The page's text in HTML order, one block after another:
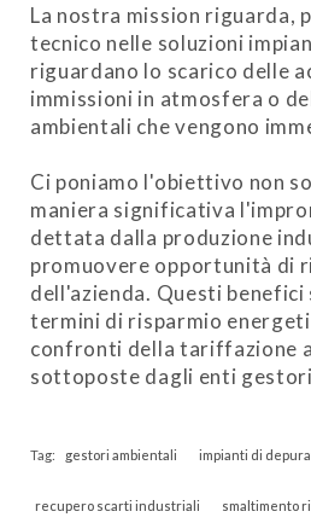
La nostra mission riguarda,
tecnico nelle soluzioni
riguardano lo scarico delle
immissioni in atmosfera o
ambientali che vengono
Ci poniamo l'obiettivo non
maniera significativa
dettata dalla produzione
promuovere opportunità di
dell'azienda. Questi benefici
termini di risparmio
confronti della tariffazione a
sottoposte dagli enti
Tag: gestori ambientali impianti di
recupero scarti industriali smaltimento